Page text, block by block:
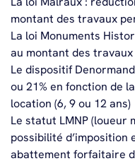
montant des travaux
La loi Monuments
au montant des
Le dispositif
ou 21% en fonction de
location (6, 9 ou 12 ans)
Le statut LMNP (loueur
possibilité d’imposition
abattement forfaitaire